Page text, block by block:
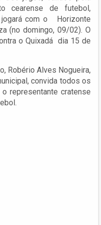
cearense de futebol,
jogará com o Horizonte
(no domingo, 09/02). O
o Quixadá dia 15 de
Robério Alves Nogueira,
convida todos os
representante cratense